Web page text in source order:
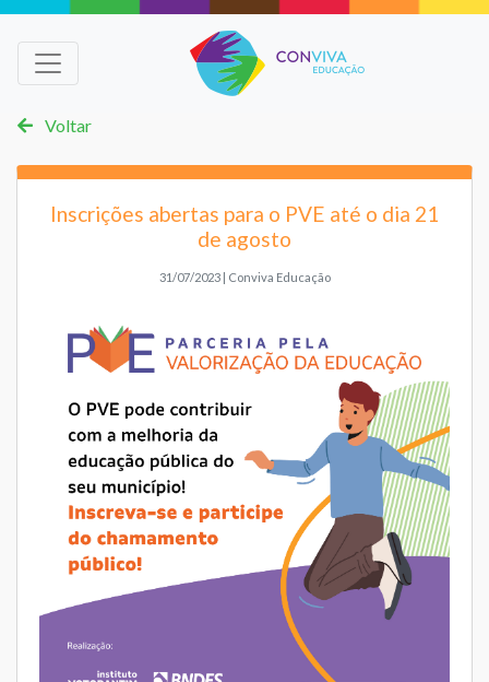
Voltar
Inscrições abertas para o PVE até o dia 21
de agosto
31/07/2023 | Conviva Educação